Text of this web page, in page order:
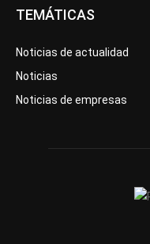
TEMÁTICAS
Noticias de actualidad
Noticias
Noticias de empresas